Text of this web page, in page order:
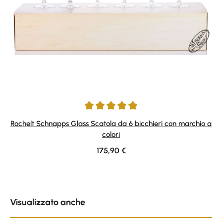
Average rating of 5 out of 5 stars
Rochelt Schnapps Glass Scatola da 6 bicchieri con marchio a
colori
Regular price:
175,90 €
Visualizzato anche